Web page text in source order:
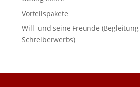
Vorteilspakete
Willi und seine Freunde (Begleitung
Schreiberwerbs)